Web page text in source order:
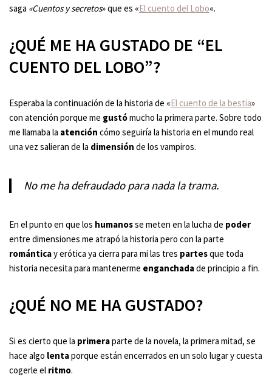
saga «Cuentos y secretos» que es «El cuento del Lobo«.
¿QUÉ ME HA GUSTADO DE “EL
CUENTO DEL LOBO”?
Esperaba la continuación de la historia de «El cuento de la bestia»
con atención porque me gustómucho la primera parte. Sobre todo
me llamaba la atención cómo seguiría la historia en el mundo real
una vez salieran de la dimensión de los vampiros.
No me ha defraudado para nada la trama.
En el punto en que los humanosse meten en la lucha de poder
entre dimensiones me atrapó la historia pero con la parte
románticay erótica ya cierra para mi las tres partesque toda
historia necesita para mantenerme enganchadade principio a fin.
¿QUÉ NO ME HA GUSTADO?
Si es cierto que la primeraparte de la novela, la primera mitad, se
hace algo lentaporque están encerrados en un solo lugar y cuesta
cogerle el ritmo.